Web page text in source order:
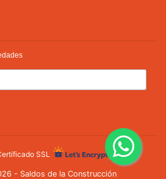
SSL
- Saldos de la Construcción